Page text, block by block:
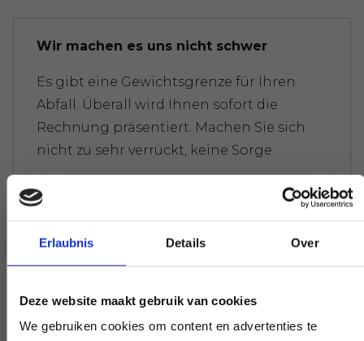
Erlaubnis Details Over
Deze website maakt gebruik van cookies
We gebruiken cookies om content en advertenties te
Wir machen es uns nicht schwer
Es gibt eine Gewichtsgrenze für Ihren
Abfall. Überall wird Ihnen sofort die
Rechnung präsentiert. Machen Sie sich
nicht zu sehr verrückt, keine Sorge.
Wenn Sie eine Frage haben, die unsere
schaffen auf Wunsch Klarheit.